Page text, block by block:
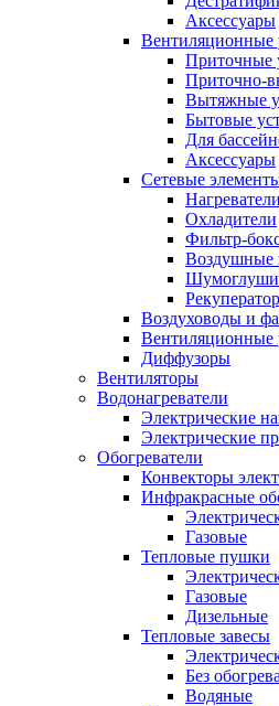
Аксессуары
Вентиляционные
Приточные
Приточно-
Вытяжные
Бытовые
Для
Аксессуары
Сетевые
Нагреватели
Охладители
Фильтр-
Воздушные
Воздуховоды и
Вентиляционные
Диффузоры
Вентиляторы
Водонагреватели
Электрические
Электрические
Обогреватели
Конвекторы
Инфракрасные
Газовые
Тепловые пушки
Газовые
Дизельные
Тепловые завесы
Без обогрева
Водяные